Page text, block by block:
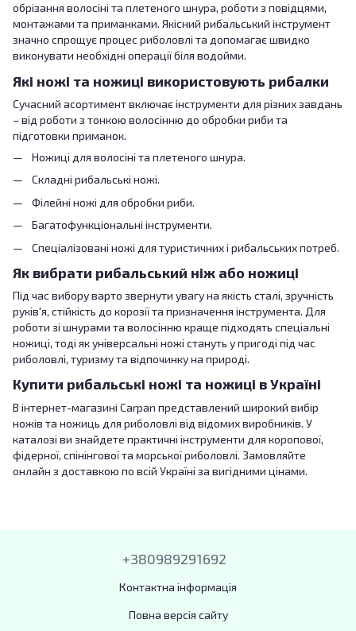
обрізання волосіні та плетеного шнура, роботи з повідцями,
монтажами та приманками. Якісний рибальський інструмент
значно спрощує процес риболовлі та допомагає швидко
виконувати необхідні операції біля водойми.
Які ножі та ножиці використовують рибалки
Сучасний асортимент включає інструменти для різних завдань
– від роботи з тонкою волосінню до обробки риби та
підготовки приманок.
Ножиці для волосіні та плетеного шнура.
Складні рибальські ножі.
Філейні ножі для обробки риби.
Багатофункціональні інструменти.
Спеціалізовані ножі для туристичних і рибальських потреб.
Як вибрати рибальський ніж або ножиці
Під час вибору варто звернути увагу на якість сталі, зручність
руків'я, стійкість до корозії та призначення інструмента. Для
роботи зі шнурами та волосінню краще підходять спеціальні
ножиці, тоді як універсальні ножі стануть у пригоді під час
риболовлі, туризму та відпочинку на природі.
Купити рибальські ножі та ножиці в Україні
В інтернет-магазині Carpan представлений широкий вибір
ножів та ножиць для риболовлі від відомих виробників. У
каталозі ви знайдете практичні інструменти для коропової,
фідерної, спінінгової та морської риболовлі. Замовляйте
онлайн з доставкою по всій Україні за вигідними цінами.
+380989291692
Контактна інформація
Повна версія сайту